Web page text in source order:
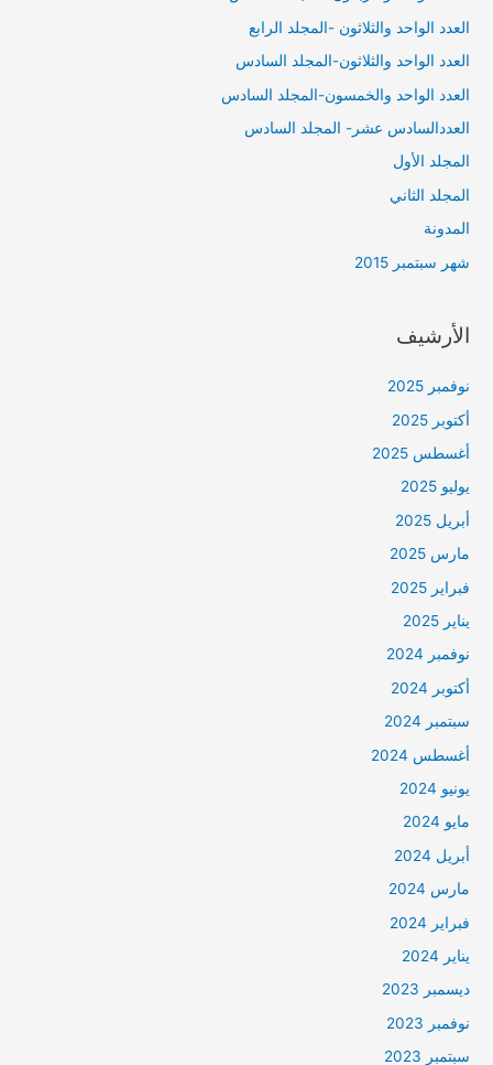
العدد الواحد والثلاثون -المجلد الرابع
العدد الواحد والثلاثون-المجلد السادس
العدد الواحد والخمسون-المجلد السادس
العددالسادس عشر- المجلد السادس
المجلد الأول
المجلد الثاني
المدونة
شهر سبتمبر 2015
الأرشيف
نوفمبر 2025
أكتوبر 2025
أغسطس 2025
يوليو 2025
أبريل 2025
مارس 2025
فبراير 2025
يناير 2025
نوفمبر 2024
أكتوبر 2024
سبتمبر 2024
أغسطس 2024
يونيو 2024
مايو 2024
أبريل 2024
مارس 2024
فبراير 2024
يناير 2024
ديسمبر 2023
نوفمبر 2023
سبتمبر 2023